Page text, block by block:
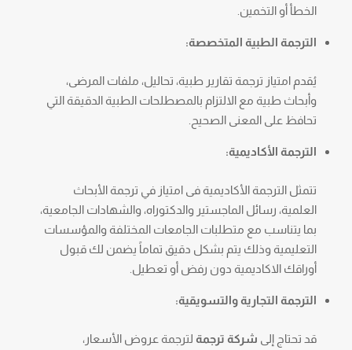
الخطأ أو التخمين.
الترجمة الطبية المتخصصة:
يُقدم امتياز ترجمة تقارير طبية، تحاليل، ملفات المرضى،
وأبحاث طبية مع الالتزام بالمصطلحات الطبية الدقيقة التي
تحافظ على المعنى الصحيح.
الترجمة الأكاديمية:
تتمثل الترجمة الأكاديمية فى امتياز في ترجمة الأبحاث
العلمية، رسائل الماجستير والدكتوراه، والشهادات الجامعية،
بما يتناسب مع متطلبات الجامعات المختلفة والمؤسسات
التعليمية وذلك يتم بشكل دقيق تماماً يضمن لك قبول
أوراقك الاكاديمية دون رفض أو تعطيل.
الترجمة التجارية والتسويقية:
قد تحتاج إلى شركة ترجمة لترجمة عروض الأسعار،